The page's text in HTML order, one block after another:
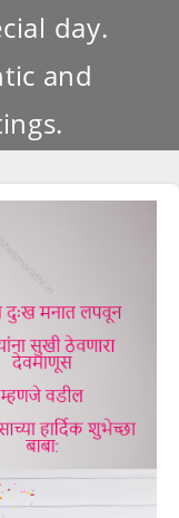
day.
and